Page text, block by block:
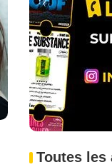
Toutes les